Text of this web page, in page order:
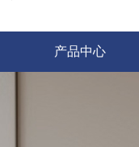
产品中心